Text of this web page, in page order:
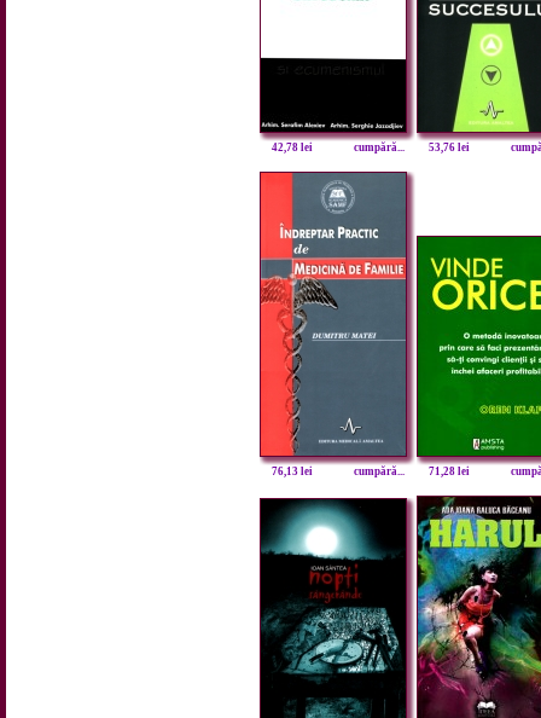
42,78 lei cumpără... 53,76 lei
76,13 lei cumpără... 71,28 lei